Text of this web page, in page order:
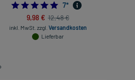
4.857142857142857
7*
9,98 € 12,48 €
inkl. MwSt. zzgl. Versandkosten
Lieferbar